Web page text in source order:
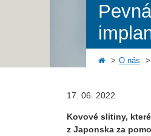
O nás
17. 06. 2022
Kovové slitiny,
z Japonska za